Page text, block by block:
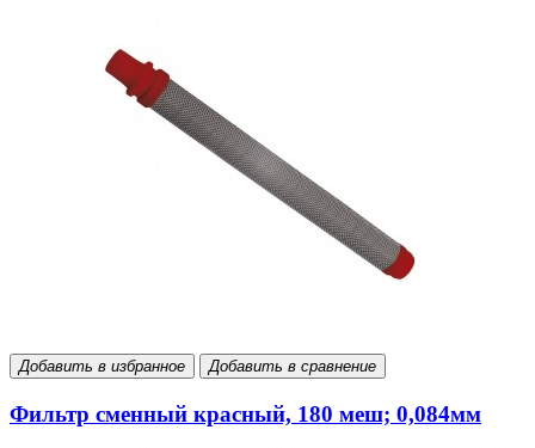
Добавить в избранное Добавить в сравнение
Фильтр сменный красный, 180 меш; 0,084мм